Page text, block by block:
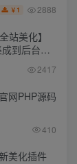
￥ 1 2888
站美化】
到后台功
2417
网PHP源码
410
美化插件